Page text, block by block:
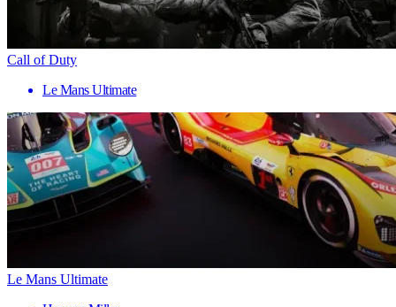
Call of Duty
Le Mans Ultimate
Le Mans Ultimate